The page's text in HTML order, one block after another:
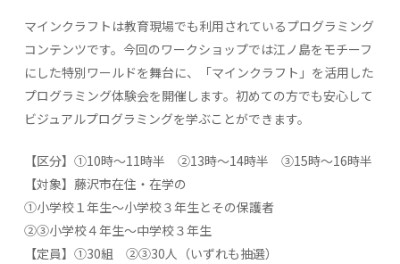
マインクラフトは教育現場でも利用されているプログラミング
コンテンツです。今回のワークショップでは江ノ島をモチーフ
にした特別ワールドを舞台に、「マインクラフト」を活用した
プログラミング体験会を開催します。初めての方でも安心して
ビジュアルプログラミングを学ぶことができます。
【区分】①10時～11時半 ②13時～14時半 ③15時～16時半
【対象】藤沢市在住・在学の
①小学校１年生～小学校３年生とその保護者
②③小学校４年生～中学校３年生
【定員】①30組 ②③30人（いずれも抽選）